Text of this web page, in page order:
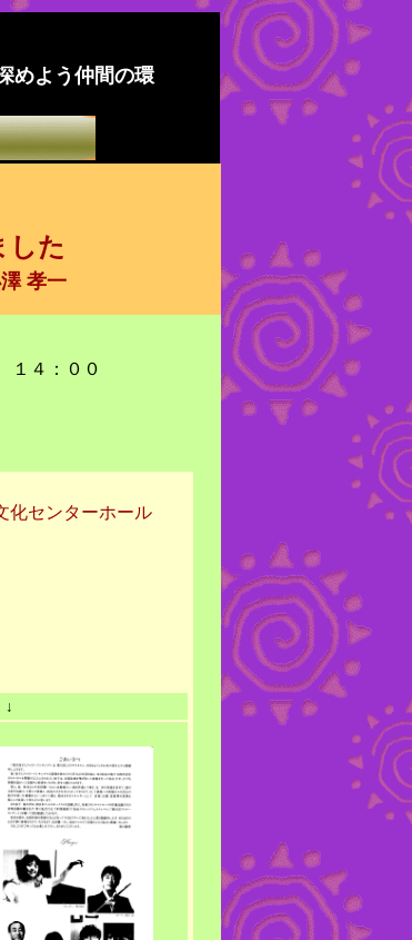
めよう仲間の環
た
孝一
：００
化センターホール
↓